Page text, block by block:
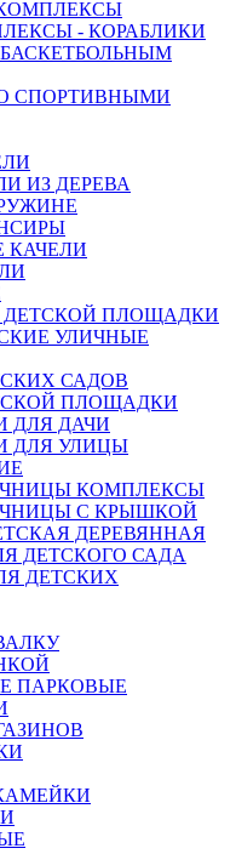
- КОРАБЛИКИ
СПОРТИВНЫМИ
ИЗ ДЕРЕВА
ДЕТСКОЙ ПЛОЩАДКИ
УЛИЧНЫЕ
САДОВ
ПЛОЩАДКИ
ДЛЯ ДАЧИ
ДЛЯ УЛИЦЫ
КОМПЛЕКСЫ
С КРЫШКОЙ
ДЕРЕВЯННАЯ
ДЕТСКОГО САДА
ДЕТСКИХ
ПАРКОВЫЕ